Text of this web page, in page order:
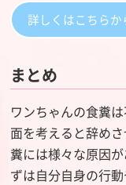
詳しくはこちらか
まとめ
ワンちゃんの食糞
面を考えると辞め
糞には様々な原因
ずは自分自身の行